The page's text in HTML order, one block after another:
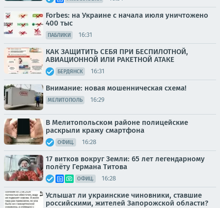
Forbes: на Украине с начала июля уничтожено
400 тыс
ПАБЛИКИ 16:31
КАК ЗАЩИТИТЬ СЕБЯ ПРИ БЕСПИЛОТНОЙ,
АВИАЦИОННОЙ ИЛИ РАКЕТНОЙ АТАКЕ
БЕРДЯНСК 16:31
Внимание: новая мошенническая схема!
МЕЛИТОПОЛЬ 16:29
В Мелитопольском районе полицейские
раскрыли кражу смартфона
ОФИЦ. 16:28
17 витков вокруг Земли: 65 лет легендарному
полёту Германа Титова
ОФИЦ. 16:28
Услышат ли украинские чиновники, ставшие
российскими, жителей Запорожской области?